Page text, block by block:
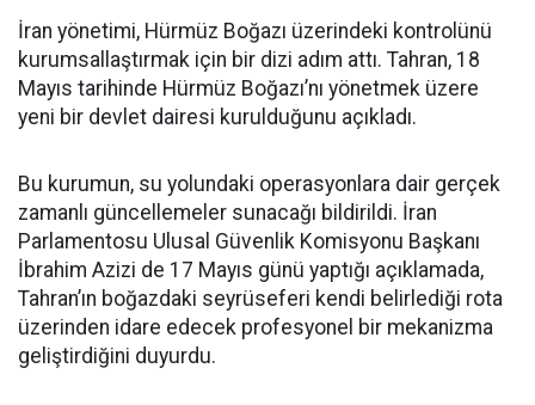
İran yönetimi, Hürmüz Boğazı üzerindeki kontrolünü
kurumsallaştırmak için bir dizi adım attı. Tahran, 18
Mayıs tarihinde Hürmüz Boğazı’nı yönetmek üzere
yeni bir devlet dairesi kurulduğunu açıkladı.
Bu kurumun, su yolundaki operasyonlara dair gerçek
zamanlı güncellemeler sunacağı bildirildi. İran
Parlamentosu Ulusal Güvenlik Komisyonu Başkanı
İbrahim Azizi de 17 Mayıs günü yaptığı açıklamada,
Tahran’ın boğazdaki seyrüseferi kendi belirlediği rota
üzerinden idare edecek profesyonel bir mekanizma
geliştirdiğini duyurdu.